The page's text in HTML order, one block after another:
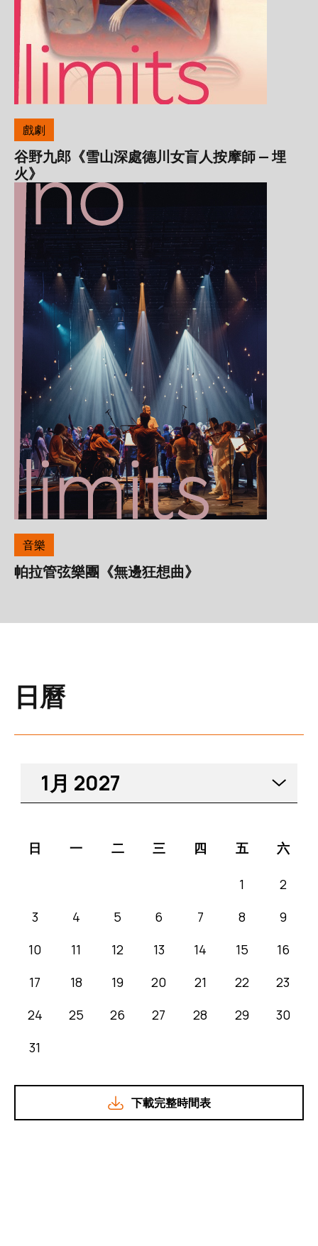
戲劇
谷野九郎《雪山深處德川女盲人按摩師 — 埋
火》
音樂
帕拉管弦樂團《無邊狂想曲》
日曆
請選擇月份, 目前選擇為:
1月 2027
日 一 二 三 四 五 六
1
2
3
4 5 6 7 8
9
10
11 12 13 14 15
16
17
18 19 20 21 22
23
24
25 26 27 28 29
30
31
下載完整時間表